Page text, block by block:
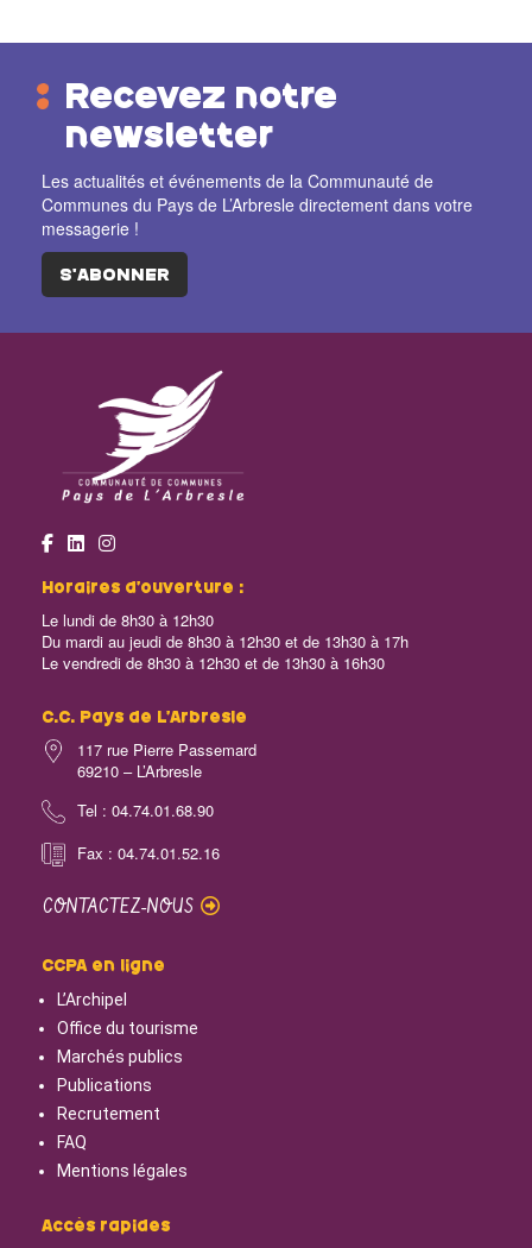
Recevez notre
newsletter
Les actualités et événements de la Communauté de
Communes du Pays de L’Arbresle directement dans votre
messagerie !
S'ABONNER
Horaires d’ouverture :
Le lundi de 8h30 à 12h30
Du mardi au jeudi de 8h30 à 12h30 et de 13h30 à 17h
Le vendredi de 8h30 à 12h30 et de 13h30 à 16h30
C.C. Pays de L’Arbresle
117 rue Pierre Passemard
69210 – L’Arbresle
Tel : 04.74.01.68.90
Fax : 04.74.01.52.16
CONTACTEZ-NOUS
CCPA en ligne
L’Archipel
Office du tourisme
Marchés publics
Publications
Recrutement
FAQ
Mentions légales
Accès rapides